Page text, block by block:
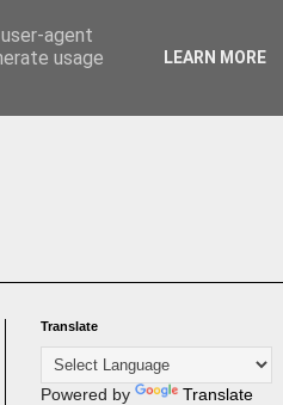
Translate
Powered by Translate
agent
usage
LEARN MORE